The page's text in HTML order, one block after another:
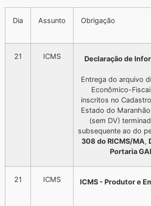
Dia Assunto Obrigação
21 ICMS Declaração de
Entrega do arquivo
Econômico-
inscritos no
Estado do
(sem DV)
subsequente ao do
308 do RICMS/MA,
Portaria
21 ICMS
ICMS - Produtor e